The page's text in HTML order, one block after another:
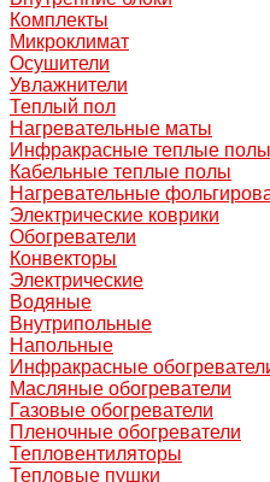
Комплекты
Микроклимат
Осушители
Увлажнители
Теплый пол
Нагревательные маты
Инфракрасные теплые полы
Кабельные теплые полы
Нагревательные
Электрические коврики
Обогреватели
Конвекторы
Электрические
Водяные
Внутрипольные
Напольные
Инфракрасные
Масляные обогреватели
Газовые обогреватели
Пленочные обогреватели
Тепловентиляторы
Тепловые пушки